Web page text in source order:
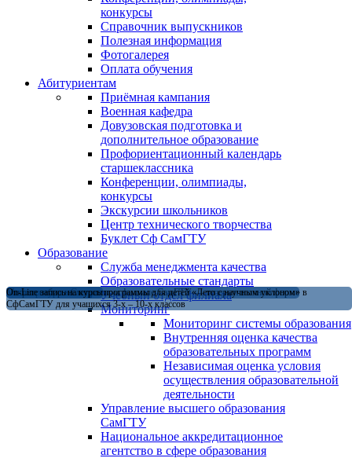
конкурсы
Справочник выпускников
Полезная информация
Фотогалерея
Оплата обучения
Абитуриентам
Приёмная кампания
Военная кафедра
Довузовская подготовка и
дополнительное образование
Профориентационный календарь
старшеклассника
Конференции, олимпиады,
конкурсы
Экскурсии школьников
Центр технического творчества
Буклет Сф СамГТУ
Образование
Служба менеджмента качества
Образовательные стандарты
Учебный отдел филиала
Мониторинг
Мониторинг системы образования
Внутренняя оценка качества
образовательных программ
Независимая оценка условия
осуществления образовательной
деятельности
Управление высшего образования
СамГТУ
Национальное аккредитационное
агентство в сфере образования
Магистратура в Сызранском филиале СамГТУ — теперь и в очной форме
Открыт набор на летние программы для детей «Лето с научным уклоном» в
СфСамГТУ для учащихся 3-х – 10-х классов
On-Line запись на курсы